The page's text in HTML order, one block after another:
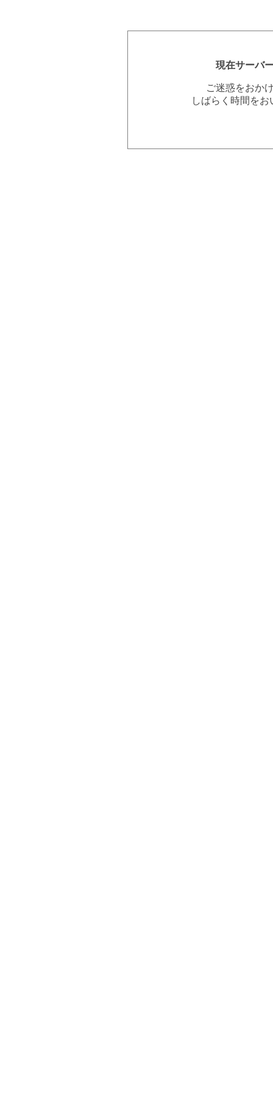
現在サーバ
ご迷惑をおか
しばらく時間を